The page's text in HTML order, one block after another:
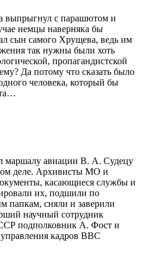
выпрыгнул с парашютом и
немцы наверняка бы
сын самого Хрущева, ведь им
так нужны были хоть
пропагандистской
Да потому что сказать было
человека, который бы
маршалу авиации В. А. Судецу
деле. Архивисты МО и
касающиеся службы и
их, подшили по
папкам, сняли и заверили
научный сотрудник
подполковник А. Фост и
кадров ВВС